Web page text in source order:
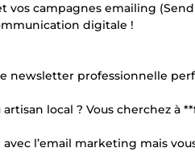
vos campagnes emailing
digitale !
newsletter professionnelle
artisan local ? Vous cherchez
l’email marketing mais